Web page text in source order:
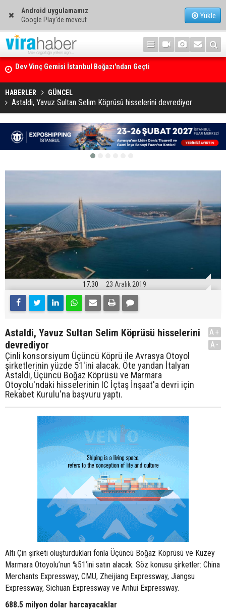
Android uygulamamız
Google Play'de mevcut
Yükle
Ege Denizi’nin En Büyük Mercan Ormanı
HABERLER GÜNCEL
Astaldi, Yavuz Sultan Selim Köprüsü hisselerini devrediyor
17:30 23 Aralık 2019
Astaldi, Yavuz Sultan Selim Köprüsü hisselerini
devrediyor
Çinli konsorsiyum Üçüncü Köprü ile Avrasya Otoyol
şirketlerinin yüzde 51'ini alacak. Öte yandan İtalyan
Astaldi, Üçüncü Boğaz Köprüsü ve Marmara
Otoyolu'ndaki hisselerinin IC İçtaş İnşaat'a devri için
Rekabet Kurulu'na başvuru yaptı.
A+
A-
Altı Çin şirketi oluşturdukları fonla Üçüncü Boğaz Köprüsü ve Kuzey
Marmara Otoyolu’nun %51’ini satın alacak. Söz konusu şirketler: China
Merchants Expressway, CMU, Zheijiang Expressway, Jiangsu
Expressway, Sichuan Expressway ve Anhui Expressway.
688.5 milyon dolar harcayacaklar